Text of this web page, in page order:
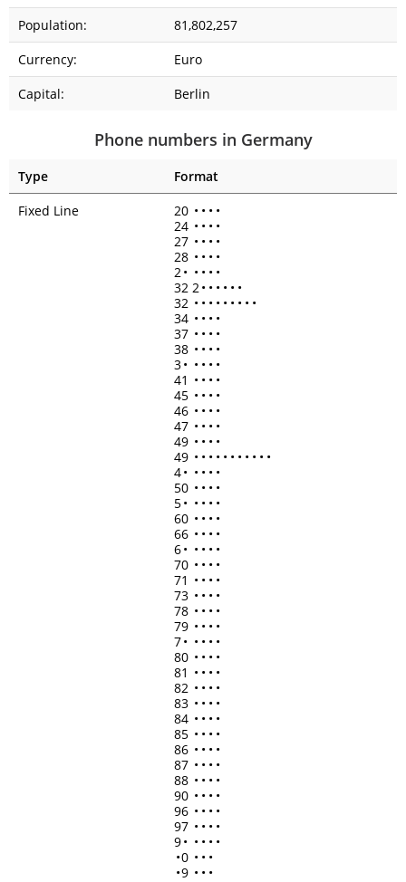
Population:
81,802,257
Currency:
Euro
Capital:
Berlin
Phone numbers in Germany
Type
Format
Fixed Line
20 • • • •
24 • • • •
27 • • • •
28 • • • •
2• • • • •
32 2• • • • • •
32 • • • • • • • • •
34 • • • •
37 • • • •
38 • • • •
3• • • • •
41 • • • •
45 • • • •
46 • • • •
47 • • • •
49 • • • •
49 • • • • • • • • • • •
4• • • • •
50 • • • •
5• • • • •
60 • • • •
66 • • • •
6• • • • •
70 • • • •
71 • • • •
73 • • • •
78 • • • •
79 • • • •
7• • • • •
80 • • • •
81 • • • •
82 • • • •
83 • • • •
84 • • • •
85 • • • •
86 • • • •
87 • • • •
88 • • • •
90 • • • •
96 • • • •
97 • • • •
9• • • • •
•0 • • •
•9 • • •